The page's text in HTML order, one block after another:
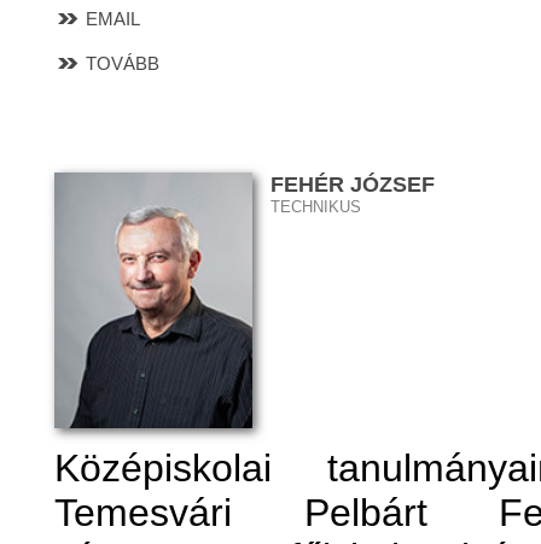
EMAIL
TOVÁBB
FEHÉR JÓZSEF
TECHNIKUS
Középiskolai
Temesvári Pelbárt